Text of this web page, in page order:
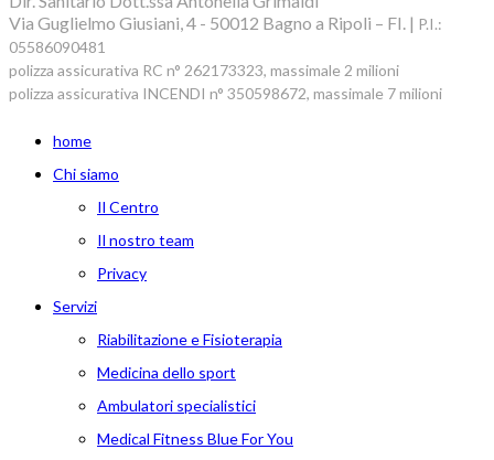
Via Guglielmo Giusiani, 4 - 50012 Bagno a Ripoli – FI. | P.I.:
05586090481
polizza assicurativa RC n° 262173323, massimale 2 milioni
polizza assicurativa INCENDI n° 350598672, massimale 7 milioni
home
Chi siamo
Il Centro
Il nostro team
Privacy
Servizi
Riabilitazione e Fisioterapia
Medicina dello sport
Ambulatori specialistici
Medical Fitness Blue For You